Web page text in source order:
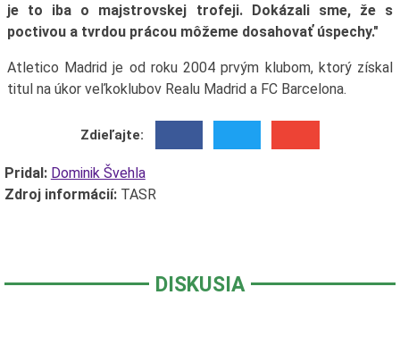
je to iba o majstrovskej trofeji. Dokázali sme, že s
poctivou a tvrdou prácou môžeme dosahovať úspechy."
Atletico Madrid je od roku 2004 prvým klubom, ktorý získal
titul na úkor veľkoklubov Realu Madrid a FC Barcelona.
Zdieľajte:
Pridal: Dominik Švehla
Zdroj informácií:TASR
DISKUSIA